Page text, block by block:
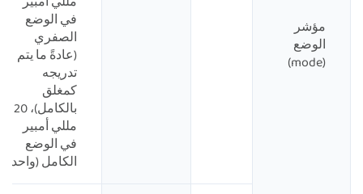
مؤشر
الوضع
(mode)
في الوضع
الصفري
(عادةً ما يتم
تدريجه
كمغلق
بالكامل)، 20
مللي أمبير
في الوضع
الكامل (واحد)